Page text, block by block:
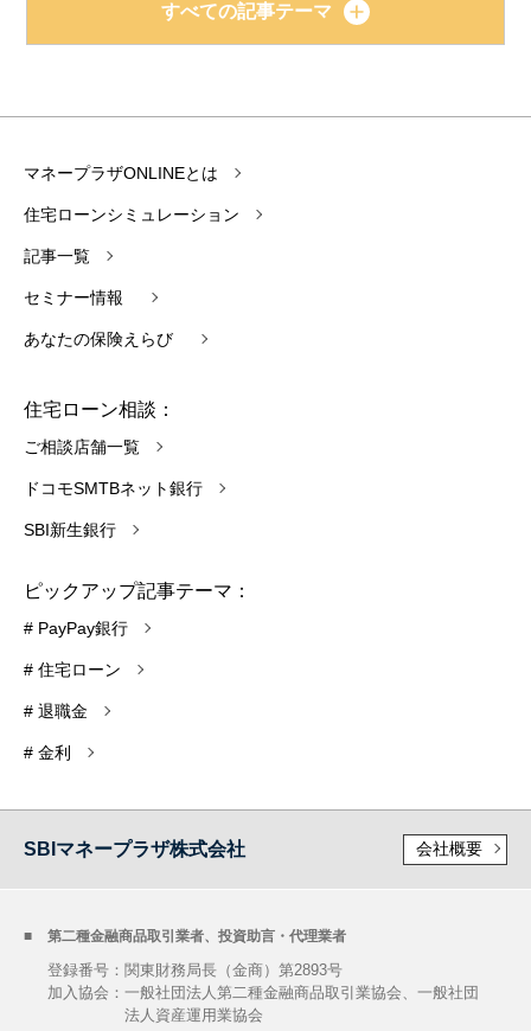
すべての記事テーマ
マネープラザONLINEとは
住宅ローンシミュレーション
記事一覧
セミナー情報
あなたの保険えらび
住宅ローン相談：
ご相談店舗一覧
ドコモSMTBネット銀行
SBI新生銀行
ピックアップ記事テーマ：
# PayPay銀行
# 住宅ローン
# 退職金
# 金利
SBIマネープラザ株式会社 会社概要
第二種金融商品取引業者、投資助言・代理業者
登録番号：関東財務局長（金商）第2893号
加入協会： 一般社団法人第二種金融商品取引業協会、一般社団
法人資産運用業協会